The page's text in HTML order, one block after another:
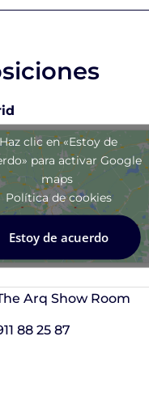
Haz clic en «Estoy de
para activar Google
maps
Política de cookies
Estoy de acuerdo
Arq Show Room
88 25 87